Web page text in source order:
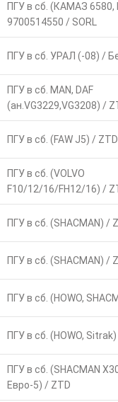
ПГУ в сб. (КАМАЗ 6580,
9700514550 / SORL
ПГУ в сб. УРАЛ (-08) /
ПГУ в сб. MAN, DAF
(ан.VG3229,VG3208) /
ПГУ в сб. (FAW J5) / ZTD
ПГУ в сб. (VOLVO
F10/12/16/FH12/16) /
ПГУ в сб. (SHACMAN) /
ПГУ в сб. (SHACMAN) /
ПГУ в сб. (HOWO,
ПГУ в сб. (HOWO,
ПГУ в сб. (SHACMAN
Евро-5) / ZTD